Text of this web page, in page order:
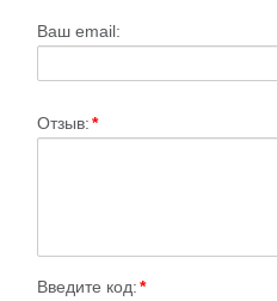
Ваш email:
Отзыв:*
Введите код:*